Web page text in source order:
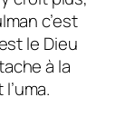
c’est
le Dieu
à la